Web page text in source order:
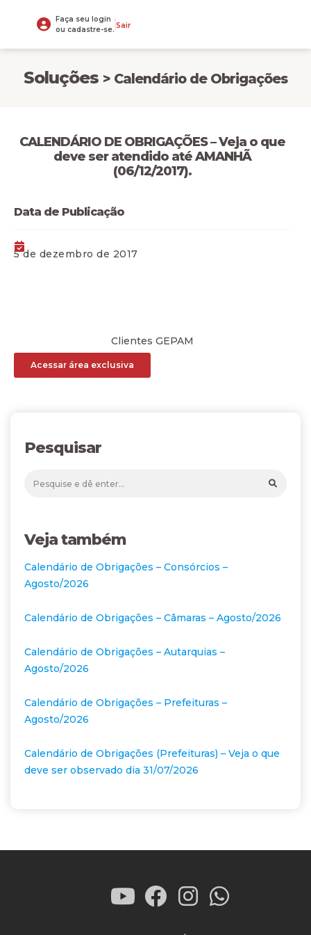
Faça seu login
ou cadastre-se. Sair
Soluções > Calendário de Obrigações
​​CALENDÁRIO DE OBRIGAÇÕES – Veja o que
deve ser atendido até AMANHÃ
(06/12/2017).
Data de Publicação
5 de dezembro de 2017
Clientes GEPAM
Acessar área exclusiva
Pesquisar
Veja também
Calendário de Obrigações – Consórcios –
Agosto/2026
Calendário de Obrigações – Câmaras – Agosto/2026
Calendário de Obrigações – Autarquias –
Agosto/2026
Calendário de Obrigações – Prefeituras –
Agosto/2026
Calendário de Obrigações (Prefeituras) – Veja o que
deve ser observado dia 31/07/2026